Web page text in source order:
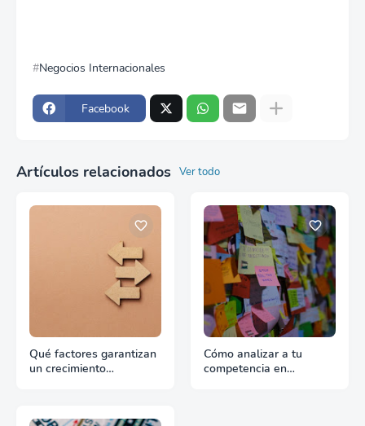
Negocios Internacionales
Facebook
Artículos relacionados Ver todo
Qué factores garantizan
un crecimiento
Cómo analizar a tu
competencia en